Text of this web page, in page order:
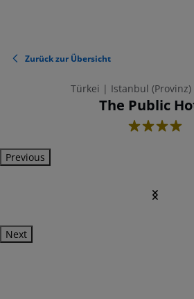
Zurück zur Übersicht
Türkei | Istanbul
The Public
4
Previous
Next